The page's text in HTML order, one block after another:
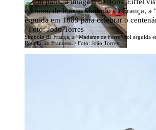
Paisagismo pensado para trazer privacidade aos
Símbolo da França, a “Madame de Ferro” foi erguida
Revolução Francesa. / Foto: João Torres